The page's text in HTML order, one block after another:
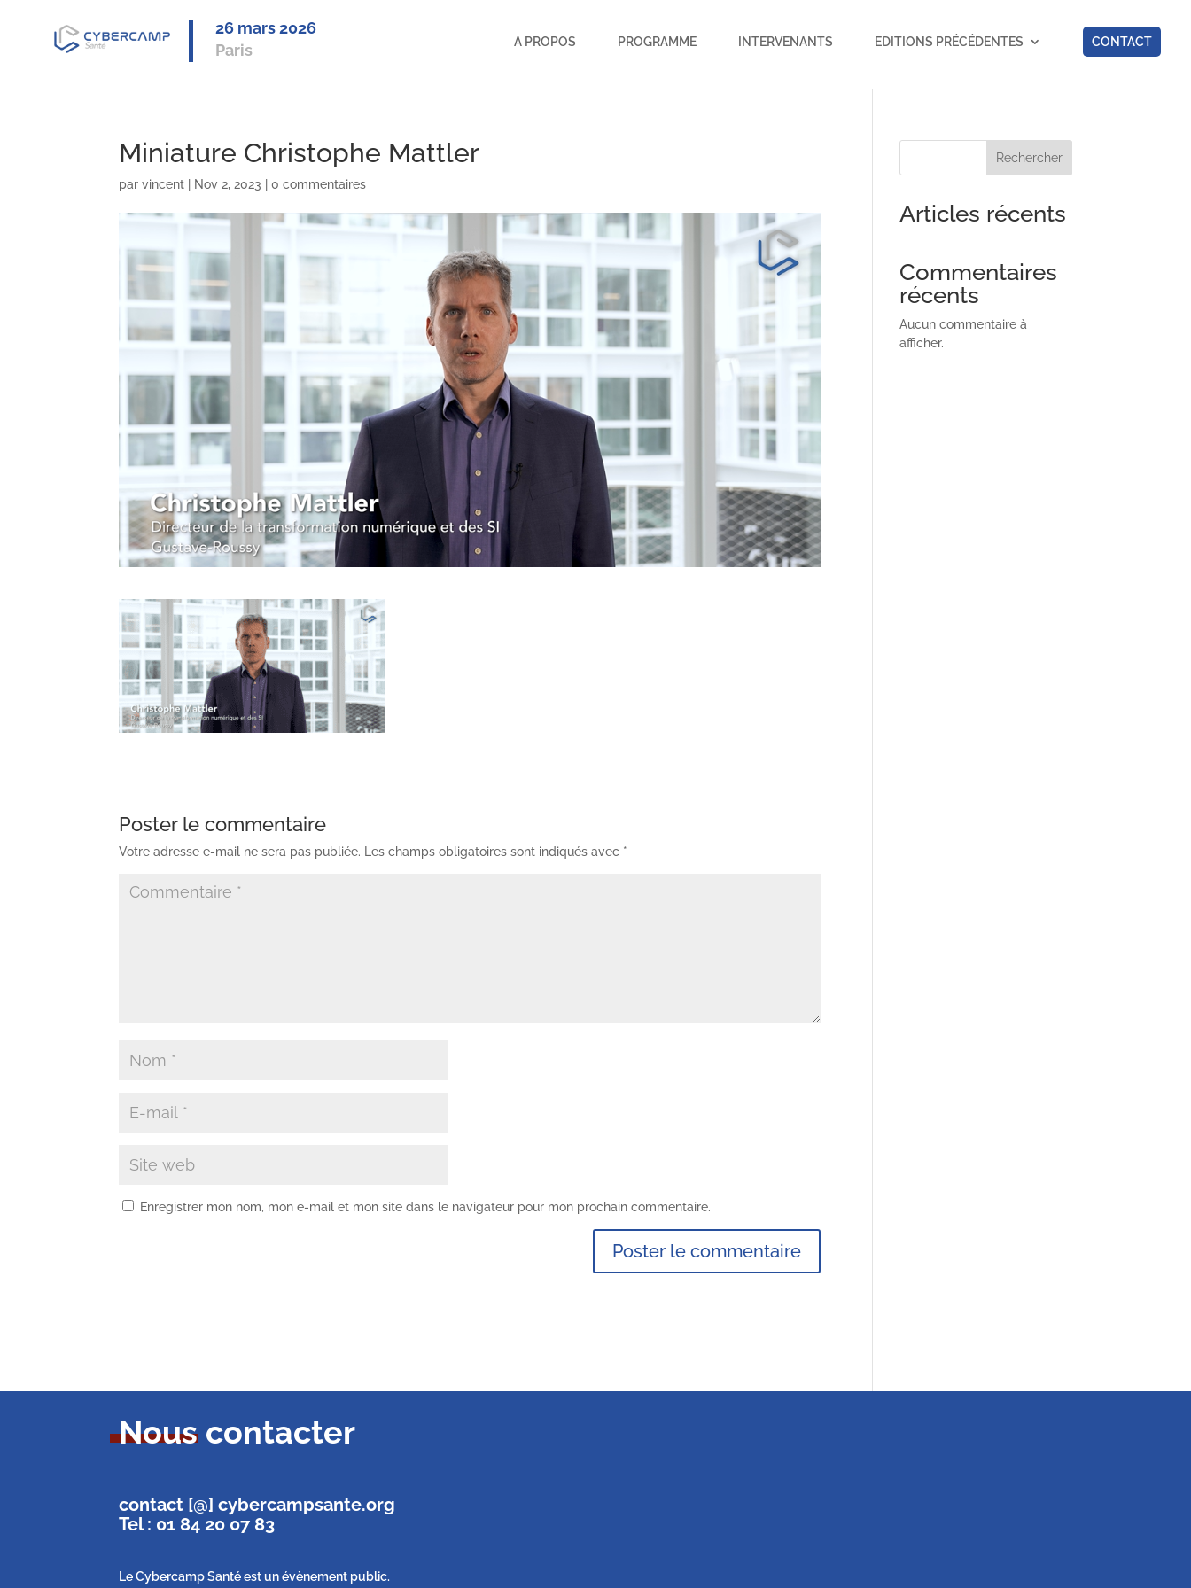
26 mars 2026
Paris
A PROPOS PROGRAMME INTERVENANTS EDITIONS PRÉCÉDENTES CONTACT
Miniature Christophe Mattler
parvincent Nov 2, 2023 |0 commentaires
Poster le commentaire
Votre adresse e-mail ne sera pas publiée. Les champs obligatoires sont indiqués avec *
Enregistrer mon nom, mon e-mail et mon site dans le navigateur pour mon prochain commentaire.
Rechercher
Articles récents
Commentaires
récents
Aucun commentaire à
afficher.
Nous contacter
contact [@] cybercampsante.org
Tel : 01 84 20 07 83
Le Cybercamp Santé est un évènement public.